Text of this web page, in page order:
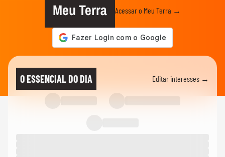
Meu Terra Acessar o Meu Terra →
O ESSENCIAL DO DIA Editar interesses →